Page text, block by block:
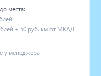
места:
+ 50 руб. км от МКАД
у менеджера